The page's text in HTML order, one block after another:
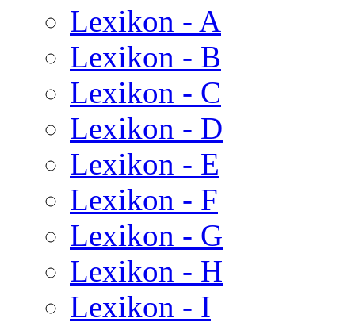
Lexikon - A
Lexikon - B
Lexikon - C
Lexikon - D
Lexikon - E
Lexikon - F
Lexikon - G
Lexikon - H
Lexikon - I